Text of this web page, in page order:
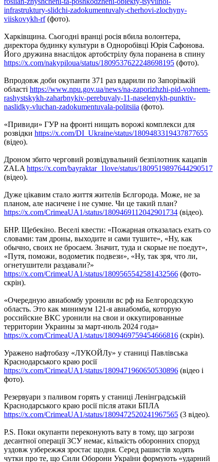
infrastruktury-slidchi-zadokumentuvaly-cherhovi-zlochyny-
viiskovykh-rf(фото).
Харківщина. Сьогодні вранці росія вбила волонтера,
директора будинку культури в Одноробівці Юрія Сафонова.
Його дружина внаслідок артобстрілу була поранена в спину
https://x.com/nakypiloua/status/1809537622248698195 (фото).
Впродовж доби окупанти 371 раз вдарили по Запорізькій
області https://www.npu.gov.ua/news/na-zaporizhzhi-pid-vohnem-
rashystskykh-zaharbnykiv-perebuvaly-11-naselenykh-punktiv-
naslidky-vluchan-zadokumentuvala-politsiia (фото).
«Привиди» ГУР на фронті нищать ворожі комплекси для
розвідки https://x.com/DI_Ukraine/status/1809483319437877655
(відео).
Дроном збито черговий розвідувальний безпілотник кацапів
ZALA https://x.com/bayraktar_1love/status/1809519897644290517
(відео).
Дуже цікавим стало життя жителів Бєлгорода. Може, не за
планом, але насичене і не сумне. Чи це такий план?
https://x.com/CrimeaUA1/status/1809469112042901734 (відео).
БНР. Щебекіно. Веселі квести: «Пожарная отказалась ехать со
словами: там дроны, выходите и сами тушите», «Ну, как
обычно, своих не бросаем. Значит, туда и скорые не поедут»,
«Путя, поможи, водометик подвези», «Ну, так зря, что ли,
огнетушители раздавали?»
https://x.com/CrimeaUA1/status/1809565542581432566 (фото-
скрін).
«Очередную авиабомбу уронили вс рф на Белгородскую
область. Это как минимум 121-я авиабомба, которую
российские ВКС уронили на свои и оккупированные
территории Украины за март-июль 2024 года»
https://x.com/CrimeaUA1/status/1809469759454666816 (скрін).
Уражено нафтобазу «ЛУКОЙЛу» у станиці Павлівська
Краснодарського краю росії
https://x.com/CrimeaUA1/status/1809471960650530896 (відео і
фото).
Резервуари з паливом горять у станиці Ленінградській
Краснодарського краю росії після атаки БПЛА
https://x.com/CrimeaUA1/status/1809472520241967565 (3 відео).
P.S. Поки окупанти переконують вату в тому, що загрози
десантної операції ЗСУ немає, кількість оборонних споруд
уздовж узбережжя зростає щодня. Серед рашистів ходять
чутки про те, що Сили Оборони України формують «ударний